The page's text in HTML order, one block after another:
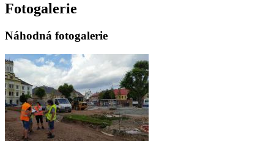
Fotogalerie
Náhodná fotogalerie